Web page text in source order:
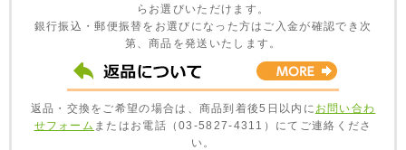
らお選びいただけます。
銀行振込・郵便振替をお選びになった方はご入金が確認でき次
第、商品を発送いたします。
返品・交換をご希望の場合は、商品到着後5日以内に お問い合わ
せフォーム またはお電話（03-5827-4311）にてご連絡くださ
い。